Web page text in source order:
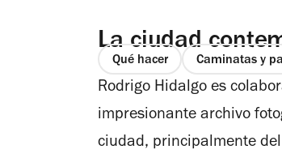
La ciudad
Qué hacer Caminatas y
Rodrigo Hidalgo es
impresionante archivo
ciudad, principalmente